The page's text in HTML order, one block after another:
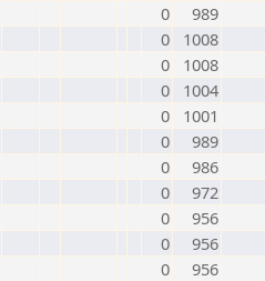
0
989
0
1008
0
1008
0
1004
0
1001
0
989
0
986
0
972
0
956
0
956
0
956